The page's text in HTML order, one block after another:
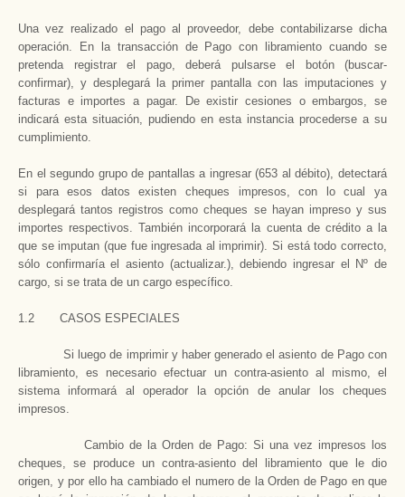
Una vez realizado el pago al proveedor, debe contabilizarse dicha
operación. En la transacción de Pago con libramiento cuando se
pretenda registrar el pago, deberá pulsarse el botón (buscar-
confirmar), y desplegará la primer pantalla con las imputaciones y
facturas e importes a pagar. De existir cesiones o embargos, se
indicará esta situación, pudiendo en esta instancia procederse a su
cumplimiento.
En el segundo grupo de pantallas a ingresar (653 al débito), detectará
si para esos datos existen cheques impresos, con lo cual ya
desplegará tantos registros como cheques se hayan impreso y sus
importes respectivos. También incorporará la cuenta de crédito a la
que se imputan (que fue ingresada al imprimir). Si está todo correcto,
sólo confirmaría el asiento (actualizar.), debiendo ingresar el Nº de
cargo, si se trata de un cargo específico.
1.2 CASOS ESPECIALES
Si luego de imprimir y haber generado el asiento de Pago con
libramiento, es necesario efectuar un contra-asiento al mismo, el
sistema informará al operador la opción de anular los cheques
impresos.
Cambio de la Orden de Pago: Si una vez impresos los
cheques, se produce un contra-asiento del libramiento que le dio
origen, y por ello ha cambiado el numero de la Orden de Pago en que